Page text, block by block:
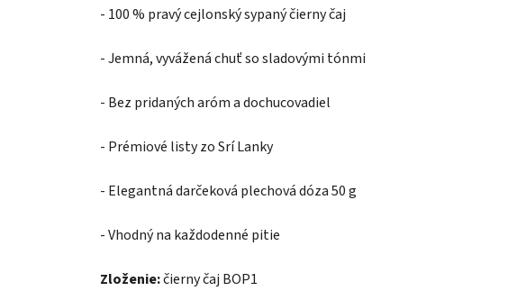
- 100 % pravý cejlonský sypaný čierny čaj
- Jemná, vyvážená chuť so sladovými tónmi
- Bez pridaných aróm a dochucovadiel
- Prémiové listy zo Srí Lanky
- Elegantná darčeková plechová dóza 50 g
- Vhodný na každodenné pitie
Zloženie:čierny čaj BOP1